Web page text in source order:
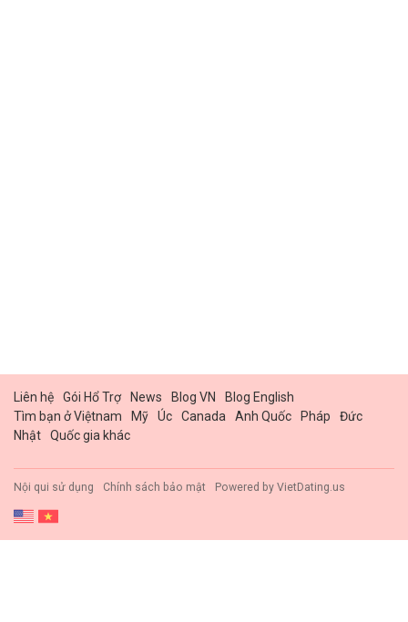
Liên hệ Gói Hổ Trợ News Blog VN
Blog English
Tìm bạn ở Việtnam
Mỹ Úc Canada Anh Quốc Pháp
Đức
Nhật
Quốc gia khác
Nội qui sử dụng Chính sách bảo mật Powered by VietDating.us